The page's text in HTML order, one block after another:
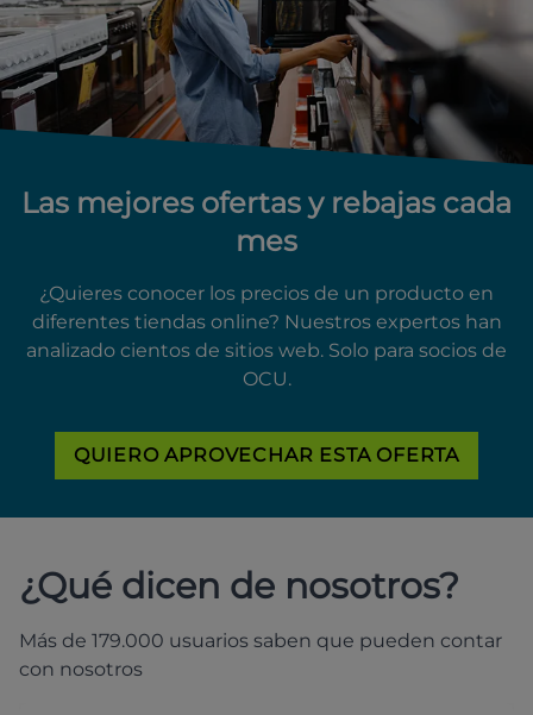
Las mejores ofertas y rebajas cada
mes
¿Quieres conocer los precios de un producto en
diferentes tiendas online? Nuestros expertos han
analizado cientos de sitios web. Solo para socios de
OCU.
QUIERO APROVECHAR ESTA OFERTA
¿Qué dicen de nosotros?
Más de 179.000 usuarios saben que pueden contar
con nosotros